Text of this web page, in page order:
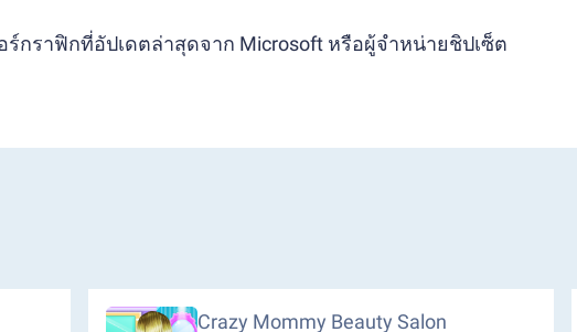
กราฟิกที่อัปเดตล่าสุดจาก Microsoft หรือผู้จำหน่ายชิปเซ็ต
Crazy Mommy Beauty Salon